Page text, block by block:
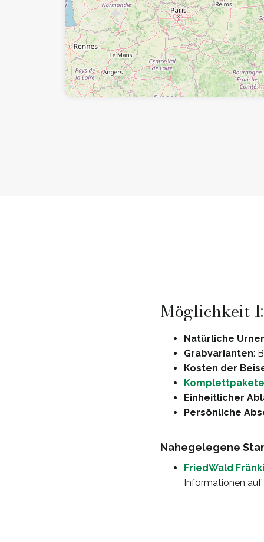
Möglichkeit
Natürliche
Grabvarianten:
Kosten der
Komplettpakete
Einheitlicher
Persönliche
Nahegelegene
FriedWald
Informationen